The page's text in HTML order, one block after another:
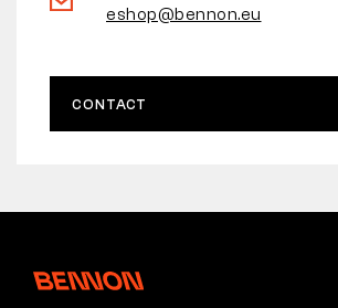
eshop@bennon.eu
CONTACT